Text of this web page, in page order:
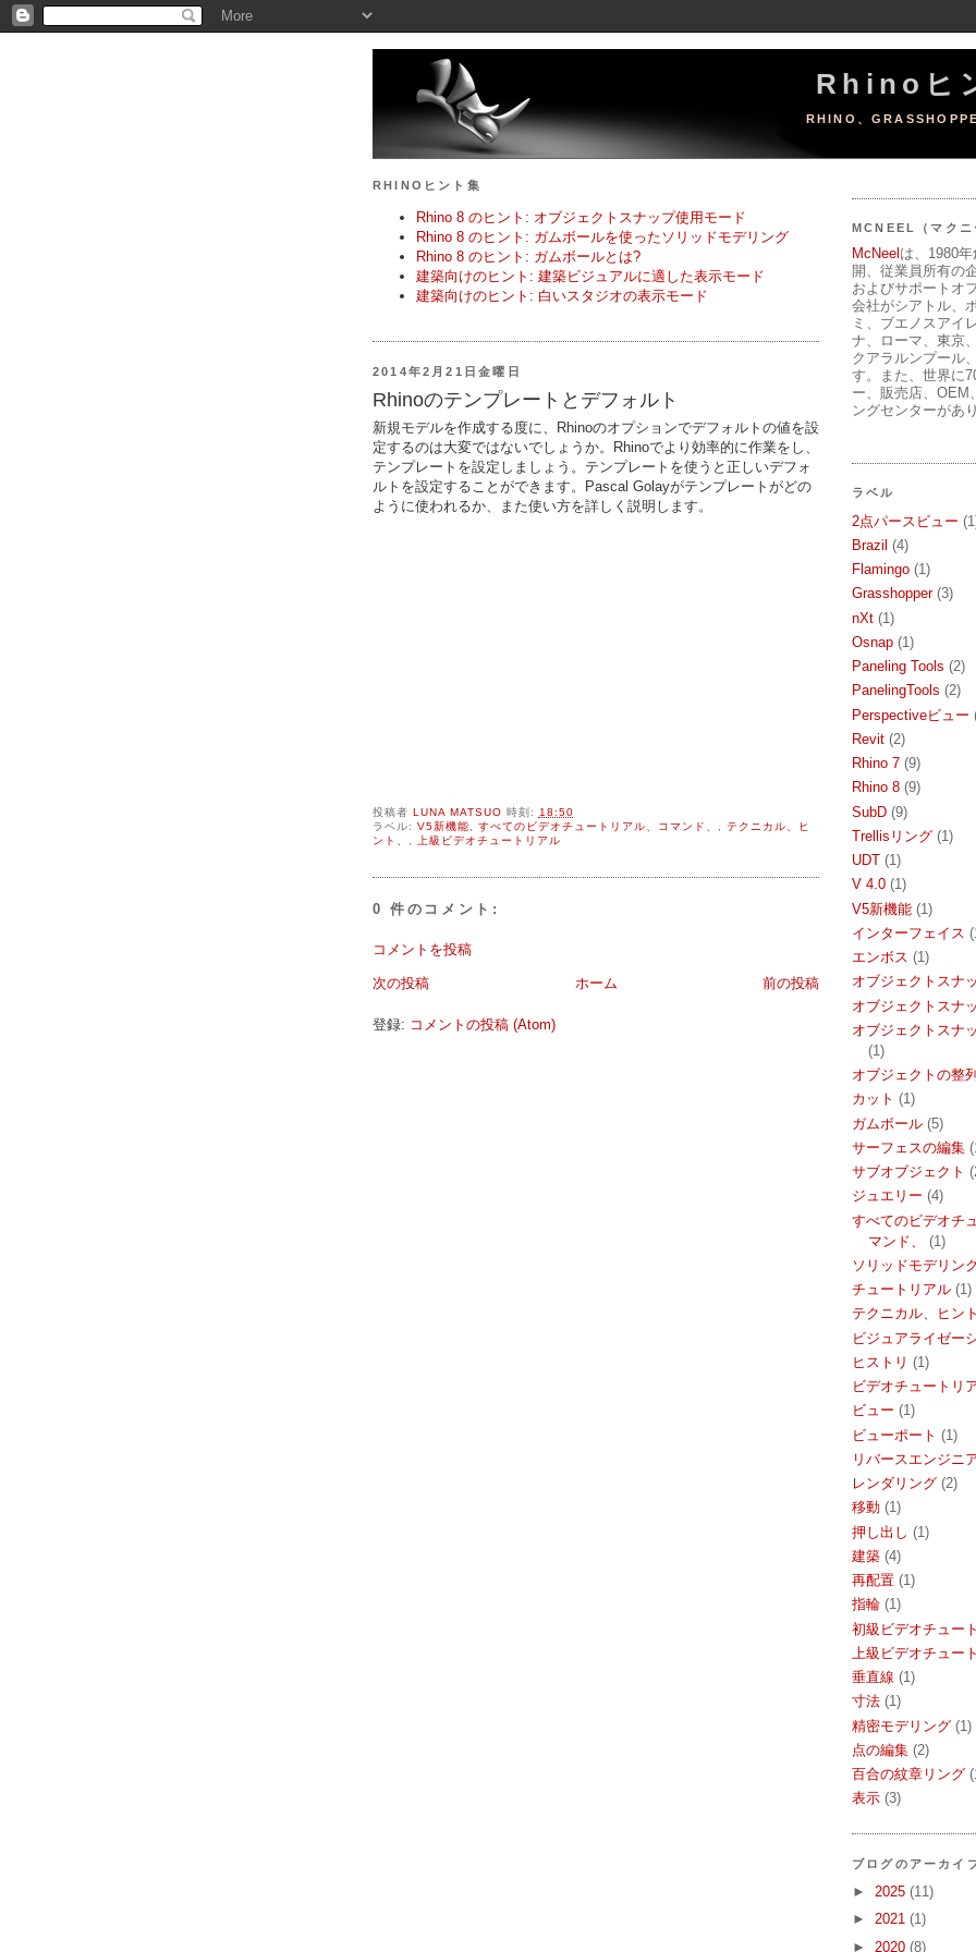
Rhinoヒ
RHINO、
RHINOヒント集
Rhino 8 のヒント: オブジェクトスナップ使用モード
Rhino 8 のヒント: ガムボールを使ったソリッドモデリング
Rhino 8 のヒント: ガムボールとは?
建築向けのヒント: 建築ビジュアルに適した表示モード
建築向けのヒント: 白いスタジオの表示モード
2014年2月21日金曜日
Rhinoのテンプレートとデフォルト
新規モデルを作成する度に、Rhinoのオプションでデフォルトの値を設
定するのは大変ではないでしょうか。Rhinoでより効率的に作業をし、
テンプレートを設定しましょう。テンプレートを使うと正しいデフォ
ルトを設定することができます。Pascal Golayがテンプレートがどの
ように使われるか、また使い方を詳しく説明します。
投稿者 LUNA MATSUO 時刻: 18:50
ラベル: V5新機能, すべてのビデオチュートリアル、コマンド、 , テクニカル、ヒ
ント、 , 上級ビデオチュートリアル
0 件のコメント:
コメントを投稿
次の投稿 前の投稿
ホーム
登録: コメントの投稿 (Atom)
MCNEEL（マクニ
McNeel は、1980
開、従業員所有の
およびサポートオ
会社がシアトル、
ミ、ブエノスアイ
ナ、ローマ、東京
クアラルンプール
す。また、世界に
ー、販売店、OEM
ングセンターがあ
ラベル
2点パースビュー
Brazil (4)
Flamingo (1)
Grasshopper (3)
nXt (1)
Osnap (1)
Paneling Tools (2)
PanelingTools (2)
Perspectiveビュー
Revit (2)
Rhino 7 (9)
Rhino 8 (9)
SubD (9)
Trellisリング (1)
UDT (1)
V 4.0 (1)
V5新機能 (1)
インターフェイス
エンボス (1)
オブジェクトスナ
オブジェクトスナ
オブジェクトスナ
(1)
オブジェクトの整列
カット (1)
ガムボール (5)
サーフェスの編集
サブオブジェクト
ジュエリー (4)
すべてのビデオチ
マンド、
(1)
ソリッドモデリン
チュートリアル (1)
テクニカル、ヒント
ビジュアライゼー
ヒストリ (1)
ビデオチュートリ
ビュー (1)
ビューポート (1)
リバースエンジニ
レンダリング (2)
移動 (1)
押し出し (1)
建築 (4)
再配置 (1)
指輪 (1)
初級ビデオチュー
上級ビデオチュー
垂直線 (1)
寸法 (1)
精密モデリング (1)
点の編集 (2)
百合の紋章リング
表示 (3)
ブログのアーカイ
► 2025 (11)
► 2021 (1)
► 2020 (8)